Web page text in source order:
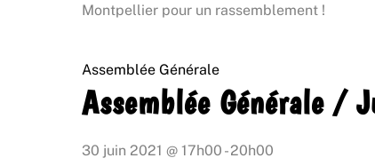
Montpellier pour un rassemblement !
Assemblée Générale
Assemblée Générale /
30 juin 2021 @ 17h00 -20h00